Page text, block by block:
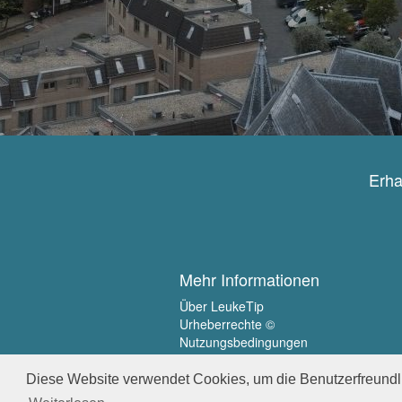
Diese Website verwendet Cookies, um die
Mehr Informationen
Über LeukeTip
Urheberrechte ©
Nutzungsbedingungen
Privatsphäre